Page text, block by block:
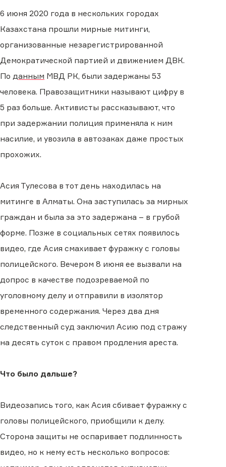
6 июня 2020 года в нескольких городах
Казахстана прошли мирные митинги,
организованные незарегистрированной
Демократической партией и движением ДВК.
По данным МВД РК, были задержаны 53
человека. Правозащитники называют цифру в
5 раз больше. Активисты рассказывают, что
при задержании полиция применяла к ним
насилие, и увозила в автозаках даже простых
прохожих.
Асия Тулесова в тот день находилась на
митинге в Алматы. Она заступилась за мирных
граждан и была за это задержана – в грубой
форме. Позже в социальных сетях появилось
видео, где Асия смахивает фуражку с головы
полицейского. Вечером 8 июня ее вызвали на
допрос в качестве подозреваемой по
уголовному делу и отправили в изолятор
временного содержания. Через два дня
следственный суд заключил Асию под стражу
на десять суток с правом продления ареста.
Что было дальше?
Видеозапись того, как Асия сбивает фуражку с
головы полицейского, приобщили к делу.
Сторона защиты не оспаривает подлинность
видео, но к нему есть несколько вопросов: